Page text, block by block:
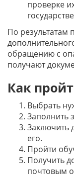
проверке
По результатам
обращению с
получают
Как
Выбрать
Заполнить
Заключить
его.
Пройти
Получить
почтовым